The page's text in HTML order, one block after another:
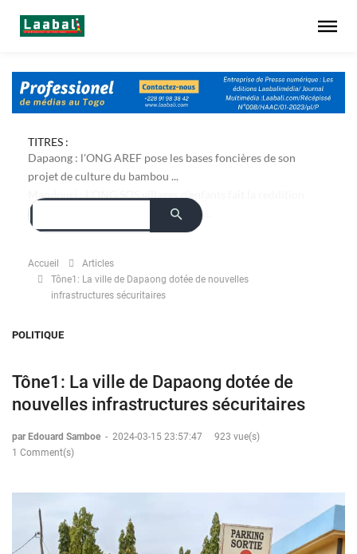
TITRES :
Dapaong : l'ONG AREF pose les bases foncières de son
projet de culture du bambou ...
Accueil
Articles
Tône1: La ville de Dapaong dotée de nouvelles
infrastructures sécuritaires
POLITIQUE
Tône1: La ville de Dapaong dotée de
nouvelles infrastructures sécuritaires
par Edouard Samboe - 2024-03-15 23:57:47
923 vue(s)
1 Comment(s)